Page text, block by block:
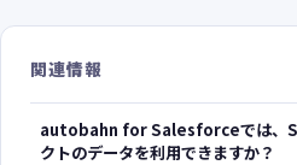
関連情報
autobahn for Salesforceでは、
クトのデータを利用できますか？